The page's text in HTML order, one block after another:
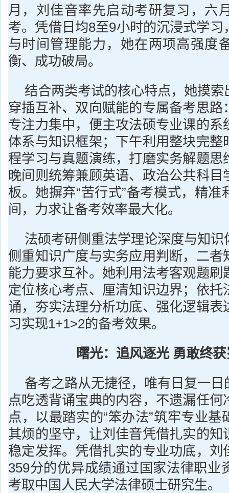
月，刘佳音率先启动考研复习，六
考。凭借日均8至9小时的沉浸式学习
与时间管理能力，她在两项高强度
衡、成功破局。
结合两类考试的核心特点，她摸
穿插互补、双向赋能的专属备考思路
专注力集中，便主攻法硕专业课的系
体系与知识框架；下午利用整块完整
程学习与真题演练，打磨实务解题思
晚间则统筹兼顾英语、政治公共科目
板。她摒弃“苦行式”备考模式，精准
间，力求让备考效率最大化。
法硕考研侧重法学理论深度与知
侧重知识广度与实务应用判断，二者
能力要求互补。她利用法考客观题刷
定位核心考点、厘清知识边界；依托
诵，夯实法理分析功底、强化逻辑表
习实现1+1>2的备考效果。
曙光：追风逐光 勇敢终
备考之路从无捷径，唯有日复一
点吃透背诵宝典的内容，不遗漏任何
点，以最踏实的“笨办法”筑牢专业
其烦的坚守，让刘佳音凭借扎实的知
稳定发挥。凭借扎实的专业功底，刘
359分的优异成绩通过国家法律职业
考取中国人民大学法律硕士研究生。